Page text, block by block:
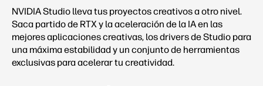
NVIDIA Studio lleva tus proyectos creativos a otro nivel.
Saca partido de RTX y la aceleración de la IA en las
mejores aplicaciones creativas, los drivers de Studio para
una máxima estabilidad y un conjunto de herramientas
exclusivas para acelerar tu creatividad.